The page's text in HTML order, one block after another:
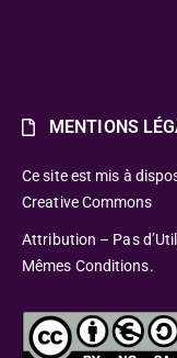
MENTIONS
Ce site est mis à
Creative Commons
Attribution – Pas
Mêmes Conditions.